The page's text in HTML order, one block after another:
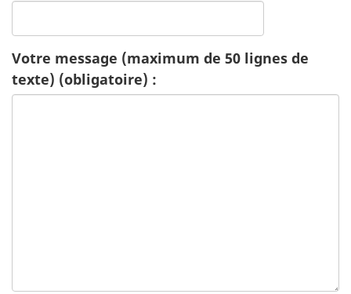
Votre message (maximum de 50 lignes de
texte) (obligatoire) :